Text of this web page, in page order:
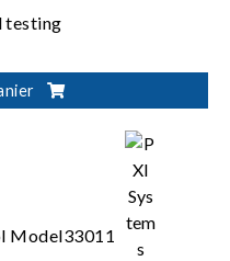
testing
interchangeable I/O,